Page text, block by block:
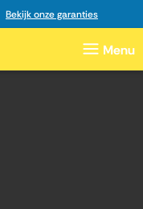
Bekijk onze garanties